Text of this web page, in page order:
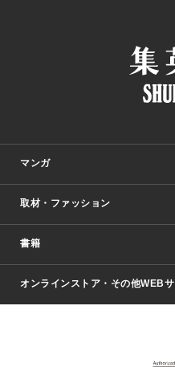
マンガ
少年マンガ
Vジャンプ
週刊ヤングジャンプ
少女マンガ
取材・ファッション
Seventeen
芸能・情報・スポーツ
書籍
文芸・文庫・総合
オンラインストア・その他WEB